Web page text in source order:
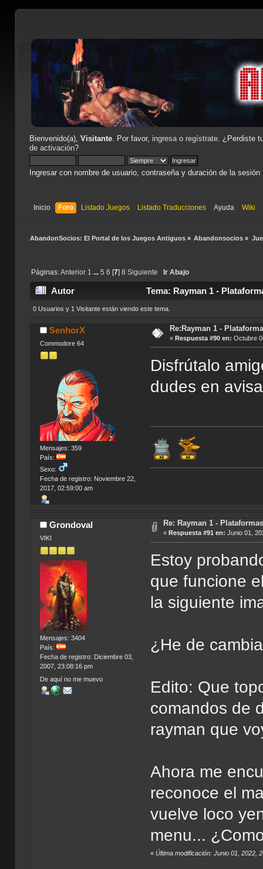
Bienvenido(a), Visitante. Por favor, ingresao regístrate. ¿Perdiste
de activación?
Ingresar con nombre de usuario, contraseña y duración de la sesión
Inicio Foro Listado Juegos Listado Traducciones Ayuda Wiki
AbandonSocios: El Portal de los Juegos Antiguos» Abandonsocios »
Páginas:Anterior 1 ... 5 6 [7] 8 Siguiente Ir Abajo
Autor Tema: Rayman 1 -
0 Usuarios y 1 Visitante están viendo este tema.
SenhorX
Commodore 64
Mensajes: 359
País:
Sexo:
Fecha de registro: Noviembre 22,
2017, 02:59:00 am
Re:Rayman 1 -
« Respuesta #90 en: Octubre
Disfrútalo
dudes en
Grondoval
VIKI
Mensajes: 3404
País:
Fecha de registro: Diciembre 03,
2007, 23:08:16 pm
De aquí no me muevo
Re: Rayman 1 - Plataformas
« Respuesta #91 en: Junio 01,
Estoy
que funcione
la siguiente
¿He de
Edito: Que
comandos de
rayman que
Ahora me
reconoce el
vuelve loco
menu...
«Última modificación: Junio 01, 2022,